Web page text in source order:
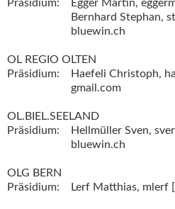
Präsidium:
Egger Martin,
Bernhard Stephan,
bluewin.ch
OL REGIO OLTEN
Präsidium:
Haefeli Christoph,
gmail.com
OL.BIEL.SEELAND
Präsidium:
Hellmüller Sven,
bluewin.ch
OLG BERN
Präsidium:
Lerf Matthias, mlerf